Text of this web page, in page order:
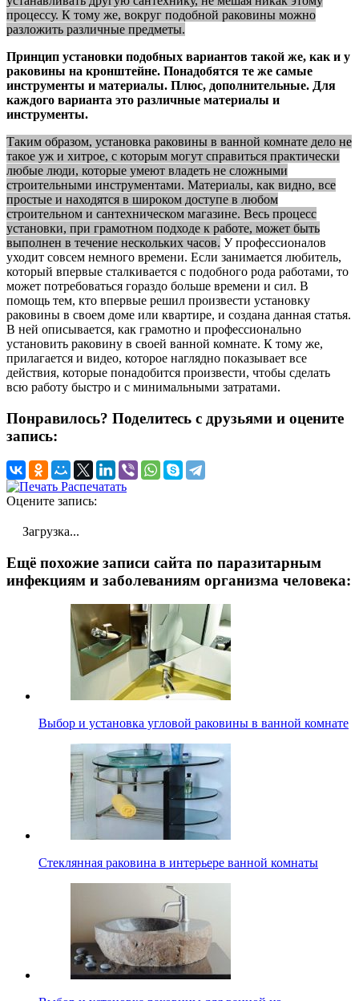
процессу. К тому же, вокруг подобной раковины можно
разложить различные предметы.
Принцип установки подобных вариантов такой же, как и у
раковины на кронштейне. Понадобятся те же самые
инструменты и материалы. Плюс, дополнительные. Для
каждого варианта это различные материалы и
инструменты.
Таким образом, установка раковины в ванной комнате дело не
такое уж и хитрое, с которым могут справиться практически
любые люди, которые умеют владеть не сложными
строительными инструментами. Материалы, как видно, все
простые и находятся в широком доступе в любом
строительном и сантехническом магазине. Весь процесс
установки, при грамотном подходе к работе, может быть
выполнен в течение нескольких часов. У профессионалов
уходит совсем немного времени. Если занимается любитель,
который впервые сталкивается с подобного рода работами, то
может потребоваться гораздо больше времени и сил. В
помощь тем, кто впервые решил произвести установку
раковины в своем доме или квартире, и создана данная статья.
В ней описывается, как грамотно и профессионально
установить раковину в своей ванной комнате. К тому же,
прилагается и видео, которое наглядно показывает все
действия, которые понадобится произвести, чтобы сделать
всю работу быстро и с минимальными затратами.
Понравилось? Поделитесь с друзьями и оцените
запись:
Распечатать
Оцените запись:
Загрузка...
Ещё похожие записи сайта по паразитарным
инфекциям и заболеваниям организма человека:
Выбор и установка угловой раковины в ванной комнате
Стеклянная раковина в интерьере ванной комнаты